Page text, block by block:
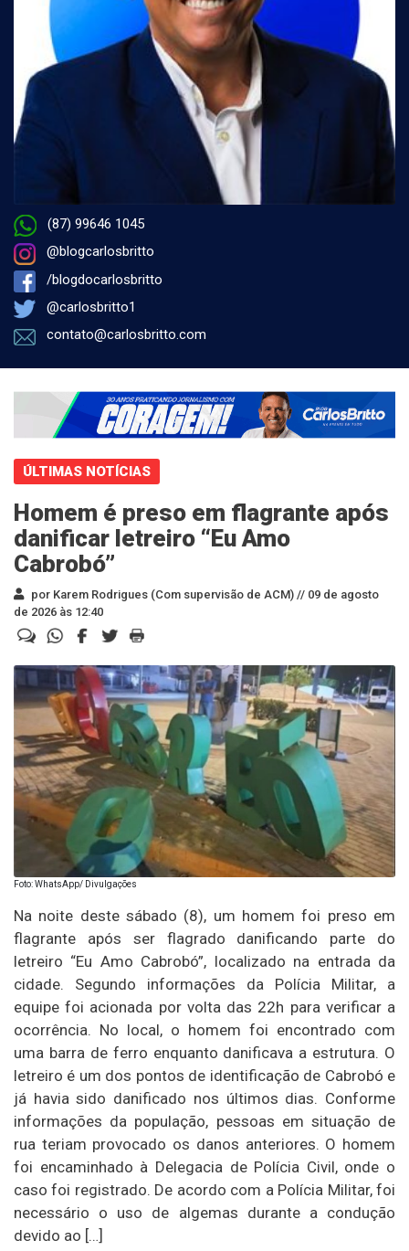
(87) 99646 1045
@blogcarlosbritto
/blogdocarlosbritto
@carlosbritto1
contato@carlosbritto.com
ÚLTIMAS NOTÍCIAS
Homem é preso em flagrante após
danificar letreiro “Eu Amo
Cabrobó”
por Karem Rodrigues (Com supervisão de ACM) // 09 de agosto
de 2026 às 12:40
Foto: WhatsApp/ Divulgações
Na noite deste sábado (8), um homem foi preso em
flagrante após ser flagrado danificando parte do
letreiro “Eu Amo Cabrobó”, localizado na entrada da
cidade. Segundo informações da Polícia Militar, a
equipe foi acionada por volta das 22h para verificar a
ocorrência. No local, o homem foi encontrado com
uma barra de ferro enquanto danificava a estrutura. O
letreiro é um dos pontos de identificação de Cabrobó e
já havia sido danificado nos últimos dias. Conforme
informações da população, pessoas em situação de
rua teriam provocado os danos anteriores. O homem
foi encaminhado à Delegacia de Polícia Civil, onde o
caso foi registrado. De acordo com a Polícia Militar, foi
necessário o uso de algemas durante a condução
devido ao […]